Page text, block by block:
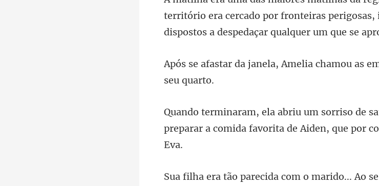
território era cercado por fronteiras perigosas,
elia chamou as
preparar a comida favorita
marido... Ao